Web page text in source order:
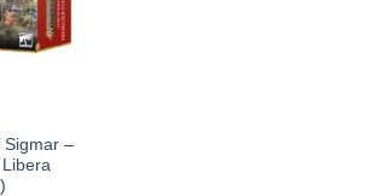
Sigmar –